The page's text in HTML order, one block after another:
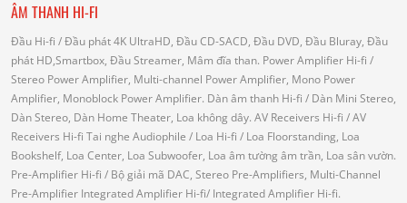
ÂM THANH HI-FI
Đầu Hi-fi / Đầu phát 4K UltraHD, Đầu CD-SACD, Đầu DVD, Đầu Bluray, Đầu
phát HD,Smartbox, Đầu Streamer, Mâm đĩa than. Power Amplifier Hi-fi /
Stereo Power Amplifier, Multi-channel Power Amplifier, Mono Power
Amplifier, Monoblock Power Amplifier. Dàn âm thanh Hi-fi / Dàn Mini Stereo,
Dàn Stereo, Dàn Home Theater, Loa không dây. AV Receivers Hi-fi / AV
Receivers Hi-fi Tai nghe Audiophile / Loa Hi-fi / Loa Floorstanding, Loa
Bookshelf, Loa Center, Loa Subwoofer, Loa âm tường âm trần, Loa sân vườn.
Pre-Amplifier Hi-fi / Bộ giải mã DAC, Stereo Pre-Amplifiers, Multi-Channel
Pre-Amplifier Integrated Amplifier Hi-fi/ Integrated Amplifier Hi-fi.